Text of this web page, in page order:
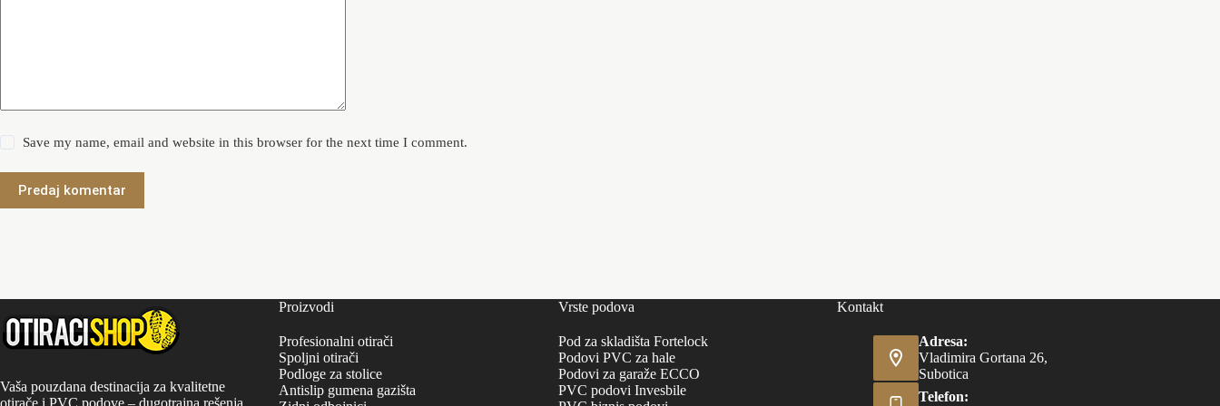
Save my name, email and website in this browser for the next time I comment.
Predaj komentar
Vaša pouzdana destinacija za kvalitetne
Proizvodi
Profesionalni otirači
Spoljni otirači
Podloge za stolice
Antislip gumena gazišta
Vrste podova
Pod za skladišta Fortelock
Podovi PVC za hale
Podovi za garaže ECCO
PVC podovi Invesbile
Kontakt
Adresa:
Vladimira Gortana 26,
Subotica
Telefon: